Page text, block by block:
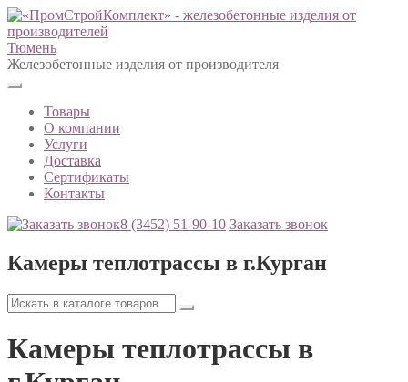
Тюмень
Железобетонные изделия от производителя
Товары
О компании
Услуги
Доставка
Сертификаты
Контакты
8 (3452) 51-90-10 Заказать звонок
Камеры теплотрассы в г.Курган
Камеры теплотрассы в